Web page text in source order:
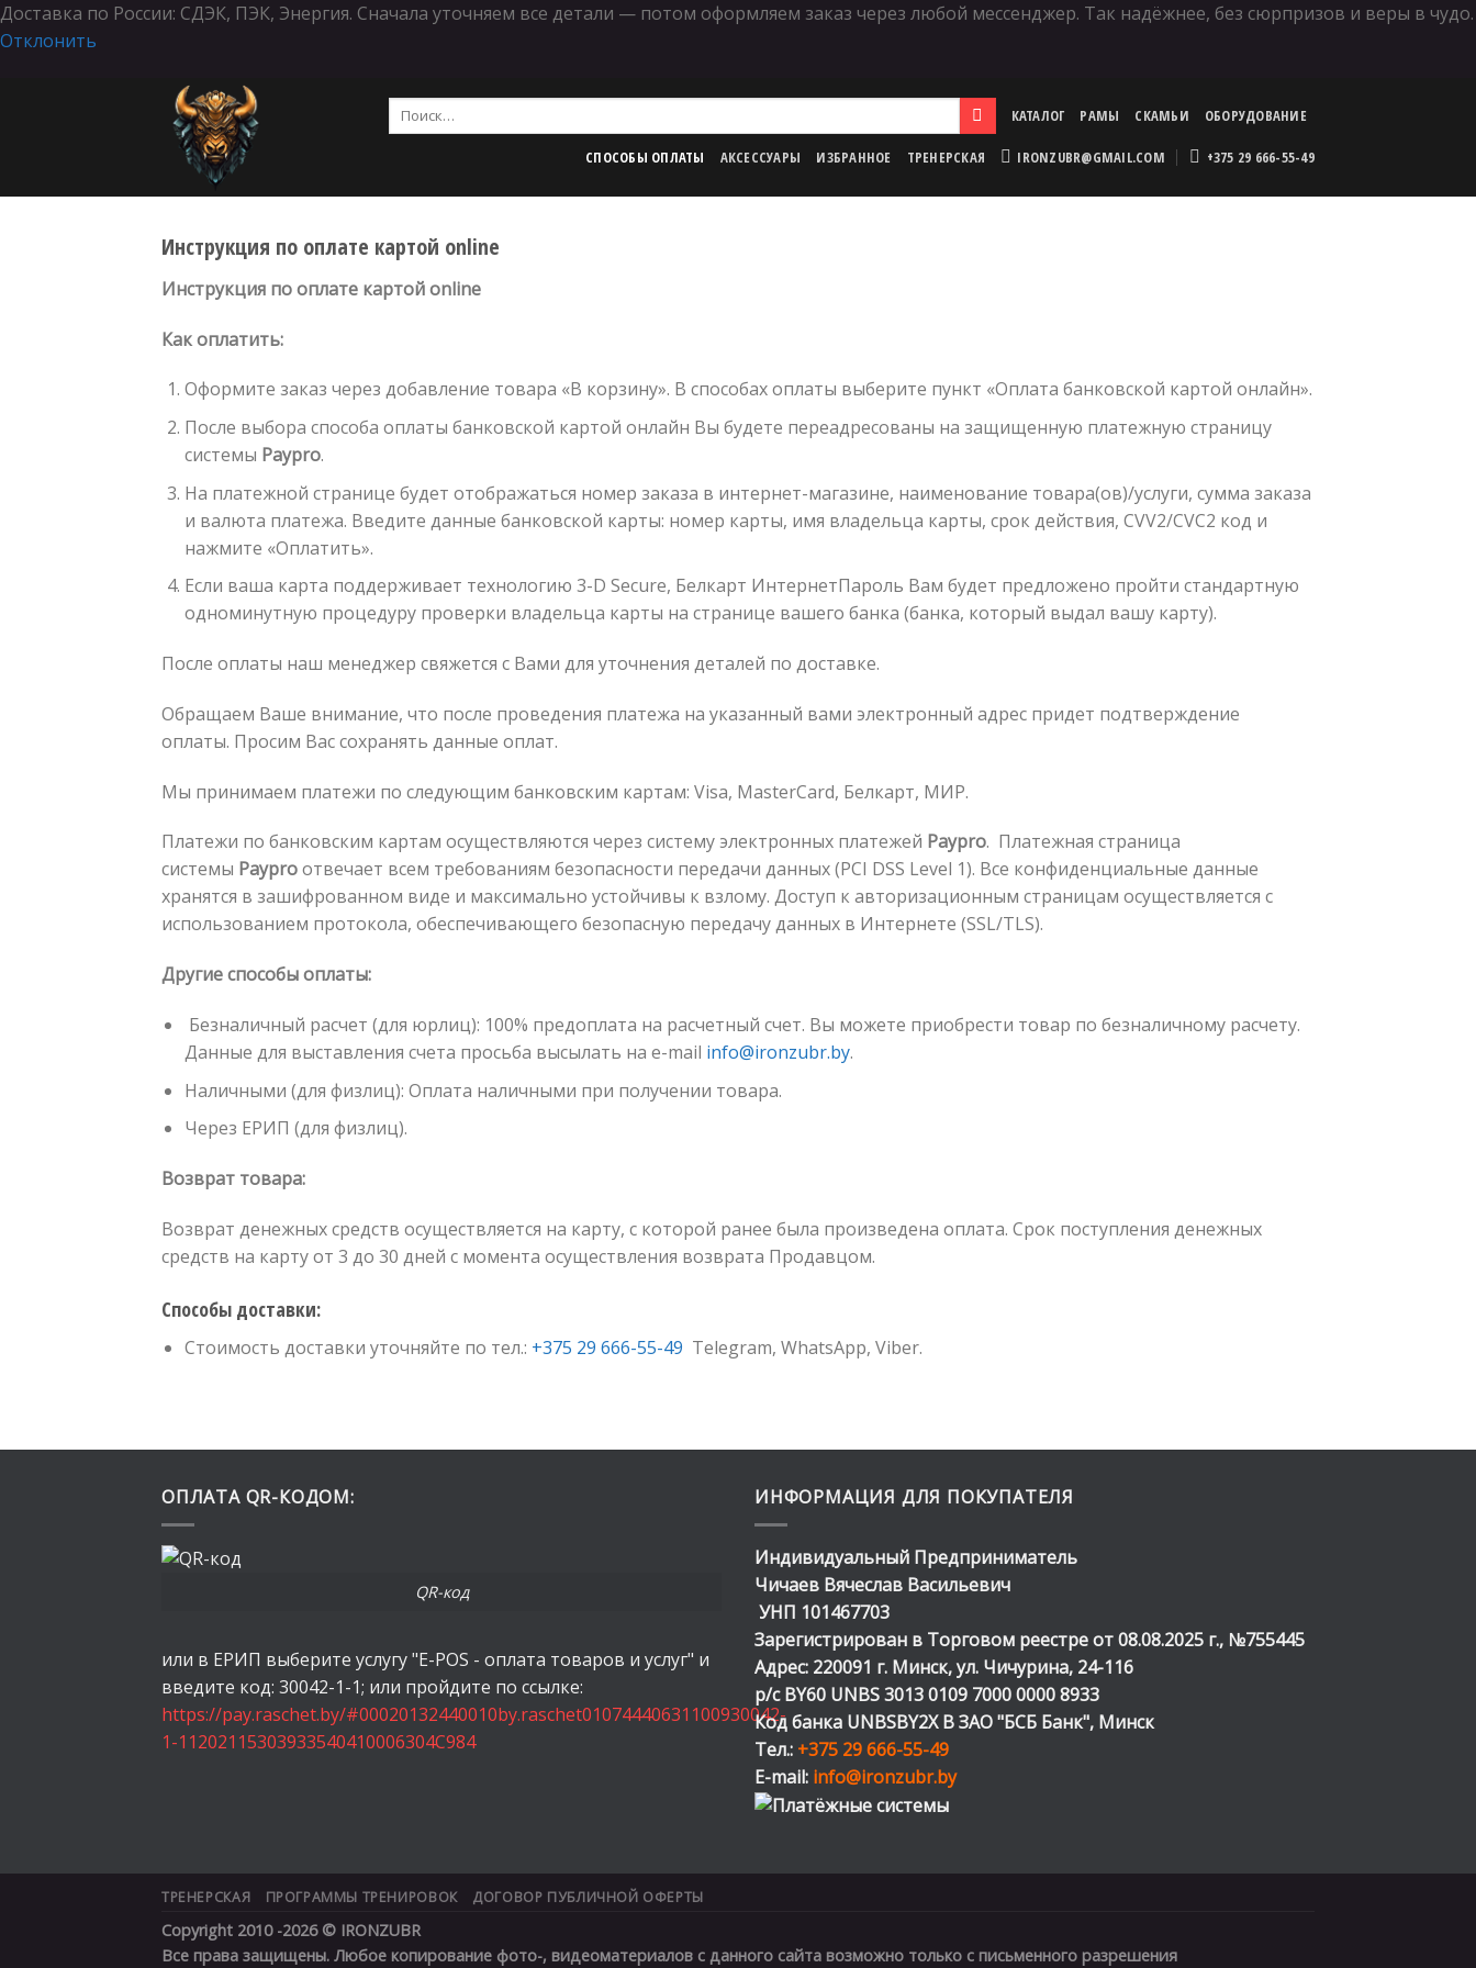
Доставка по России: СДЭК, ПЭК, Энергия. Сначала уточняем все детали — потом оформляем заказ через любой мессенджер. Так надёжнее, без сюрпризов и веры в чудо.
Отклонить
Искать: КАТАЛОГ РАМЫ СКАМЬИ ОБОРУДОВАНИЕ
СПОСОБЫ ОПЛАТЫ АКСЕССУАРЫ ИЗБРАННОЕ ТРЕНЕРСКАЯ IRONZUBR@GMAIL.COM +375 29 666-55-49
Инструкция по оплате картой online
Инструкция по оплате картой online
Как оплатить:
Оформите заказ через добавление товара «В корзину». В способах оплаты выберите пункт «Оплата банковской картой онлайн».
После выбора способа оплаты банковской картой онлайн Вы будете переадресованы на защищенную платежную страницу
системы Paypro.
На платежной странице будет отображаться номер заказа в интернет-магазине, наименование товара(ов)/услуги, сумма заказа
и валюта платежа. Введите данные банковской карты: номер карты, имя владельца карты, срок действия, CVV2/CVC2 код и
нажмите «Оплатить».
Если ваша карта поддерживает технологию 3-D Secure, Белкарт ИнтернетПароль Вам будет предложено пройти стандартную
одноминутную процедуру проверки владельца карты на странице вашего банка (банка, который выдал вашу карту).
После оплаты наш менеджер свяжется с Вами для уточнения деталей по доставке.
Обращаем Ваше внимание, что после проведения платежа на указанный вами электронный адрес придет подтверждение
оплаты. Просим Вас сохранять данные оплат.
Мы принимаем платежи по следующим банковским картам: Visa, MasterCard, Белкарт, МИР.
Платежи по банковским картам осуществляются через систему электронных платежей Paypro. Платежная страница
системы Payproотвечает всем требованиям безопасности передачи данных (PCI DSS Level 1). Все конфиденциальные данные
хранятся в зашифрованном виде и максимально устойчивы к взлому. Доступ к авторизационным страницам осуществляется с
использованием протокола, обеспечивающего безопасную передачу данных в Интернетe (SSL/TLS).
Другие способы оплаты:
Безналичный расчет (для юрлиц): 100% предоплата на расчетный счет. Вы можете приобрести товар по безналичному расчету.
Данные для выставления счета просьба высылать на e-mail info@ironzubr.by.
Наличными (для физлиц): Оплата наличными при получении товара.
Через ЕРИП (для физлиц).
Возврат товара:
Возврат денежных средств осуществляется на карту, с которой ранее была произведена оплата. Срок поступления денежных
средств на карту от 3 до 30 дней с момента осуществления возврата Продавцом.
Способы доставки:
Стоимость доставки уточняйте по тел.: +375 29 666-55-49 Telegram, WhatsApp, Viber.
ОПЛАТА QR-КОДОМ:
QR-код
или в ЕРИП выберите услугу "E-POS - оплата товаров и услуг" и
введите код: 30042-1-1; или пройдите по ссылке:
https://pay.raschet.by/#00020132440010by.raschet01074440631100930042-
1-11202115303933540410006304C984
ИНФОРМАЦИЯ ДЛЯ ПОКУПАТЕЛЯ
Индивидуальный Предприниматель
Чичаев Вячеслав Васильевич
УНП 101467703
Зарегистрирован в Торговом реестре от 08.08.2025 г., №755445
Адрес: 220091 г. Минск, ул. Чичурина, 24-116
р/с BY60 UNBS 3013 0109 7000 0000 8933
Код банка UNBSBY2X В ЗАО "БСБ Банк", Минск
Тел.: +375 29 666-55-49
E-mail: info@ironzubr.by
ТРЕНЕРСКАЯ ПРОГРАММЫ ТРЕНИРОВОК ДОГОВОР ПУБЛИЧНОЙ ОФЕРТЫ
Copyright 2010 -2026 © IRONZUBR
Все права защищены. Любое копирование фото-, видеоматериалов с данного сайта возможно только с письменного разрешения